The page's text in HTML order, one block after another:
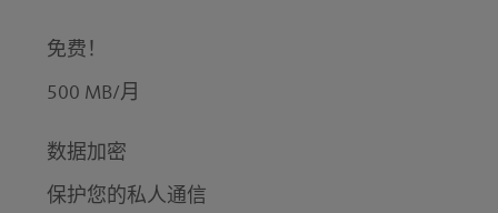
免费！
500 MB/月
数据加密
保护您的私人通信